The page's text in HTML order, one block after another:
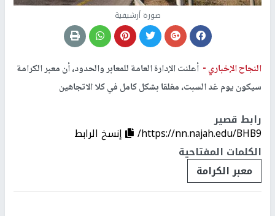
صورة أرشيفية
النجاح الإخباري - أعلنت الإدارة العامة للمعابر والحدود، أن معبر الكرامة
سيكون يوم غد السبت، مغلقا بشكل كامل في كلا الاتجاهين
رابط قصير
https://nn.najah.edu/BHB9/
إنسخ الرابط
الكلمات المفتاحية
معبر الكرامة